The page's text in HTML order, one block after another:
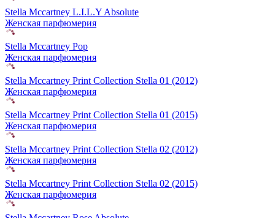
Stella Mccartney L.I.L.Y Absolute
Женская парфюмерия
Stella Mccartney Pop
Женская парфюмерия
Stella Mccartney Print Collection Stella 01 (2012)
Женская парфюмерия
Stella Mccartney Print Collection Stella 01 (2015)
Женская парфюмерия
Stella Mccartney Print Collection Stella 02 (2012)
Женская парфюмерия
Stella Mccartney Print Collection Stella 02 (2015)
Женская парфюмерия